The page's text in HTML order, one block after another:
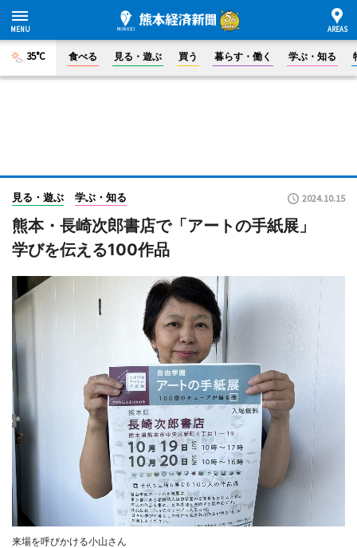
35°C 食べる 見る・遊ぶ 買う 暮らす・働く 学ぶ・知る
見る・遊ぶ 学ぶ・知る 2024.10.15
熊本・長崎次郎書店で「アートの手紙展」
学びを伝える100作品
来場を呼びかける小山さん